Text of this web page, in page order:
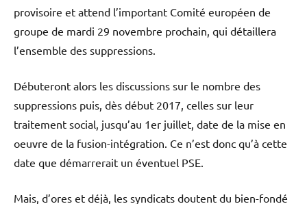
provisoire et attend l’important Comité européen de
groupe de mardi 29 novembre prochain, qui détaillera
l’ensemble des suppressions.
Débuteront alors les discussions sur le nombre des
suppressions puis, dès début 2017, celles sur leur
traitement social, jusqu’au 1er juillet, date de la mise en
oeuvre de la fusion-intégration. Ce n’est donc qu’à cette
date que démarrerait un éventuel PSE.
Mais, d’ores et déjà, les syndicats doutent du bien-fondé